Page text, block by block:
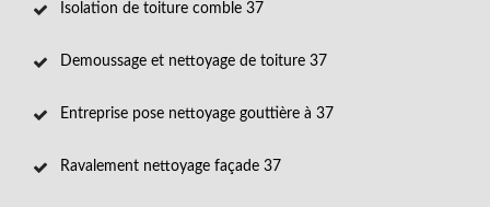
Isolation de toiture comble 37
Demoussage et nettoyage de toiture 37
Entreprise pose nettoyage gouttière à 37
Ravalement nettoyage façade 37